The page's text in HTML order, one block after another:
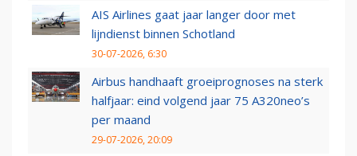
AIS Airlines gaat jaar langer door met
lijndienst binnen Schotland
30-07-2026, 6:30
Airbus handhaaft groeiprognoses na sterk
halfjaar: eind volgend jaar 75 A320neo’s
per maand
29-07-2026, 20:09